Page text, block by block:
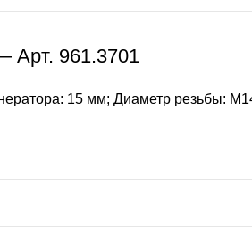
Арт. 961.3701
15 мм; Диаметр резьбы: